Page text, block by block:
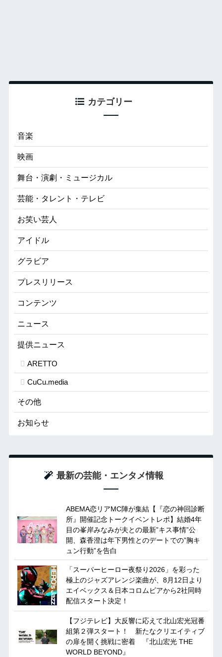
カテゴリー
音楽
映画
舞台・演劇・ミュージカル
芸能・タレント・テレビ
お笑い芸人
アイドル
グラビア
プレスリリース
コンテンツ
ニュース
提供ニュース
ARETTO
CuCu.media
その他
お知らせ
最新の芸能・エンタメ情報
ABEMA恋リアMC陣が集結【『恋の神回診断
所』開催記念トークイベントレポ】結婚4年
目の峯岸みなみが夫との最新”キス事情”公
開、森香澄は年下男性とのデートでの”胸キ
ュン行動”を告白
「スーパーヒーロー夜祭り2026」を彩った
極上のジャズアレンジ楽曲が、8月12日より
エイベックス＆日本コロムビアから2社同時
配信スタート決定！
【フジテレビ】大反響に応えて北山宏光冠番
組第２弾スタート！ 新たなクリエイティブ
の扉を開く挑戦に密着 『北山宏光 THE
WORLD BEYOND』